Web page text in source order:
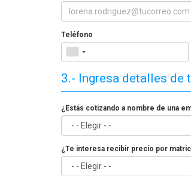
Teléfono
3.- Ingresa detalles de
¿Estás cotizando a nombre de una
¿Te interesa recibir precio por